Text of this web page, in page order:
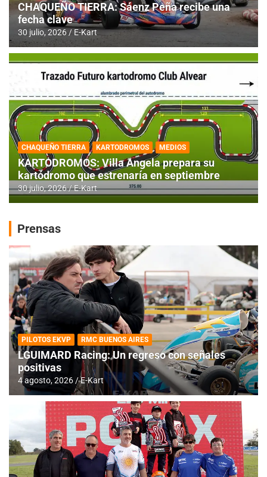
CHAQUEÑO TIERRA: Sáenz Peña recibe una
fecha clave
30 julio, 2026 E-Kart
CHAQUEÑO TIERRA KARTODROMOS MEDIOS
KARTODROMOS: Villa Angela prepara su
kartódromo que estrenaría en septiembre
30 julio, 2026 E-Kart
Prensas
PILOTOS EKVP RMC BUENOS AIRES
LGUIMARD Racing: Un regreso con señales
positivas
4 agosto, 2026 E-Kart